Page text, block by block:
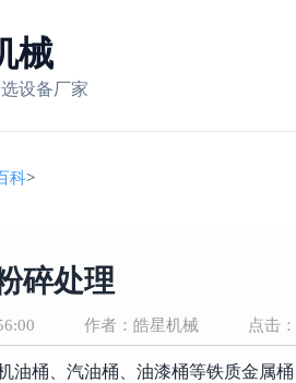
械
设备厂家
科>
碎处理
作者：皓星机械 点击
油桶、汽油桶、油漆桶等铁质金属